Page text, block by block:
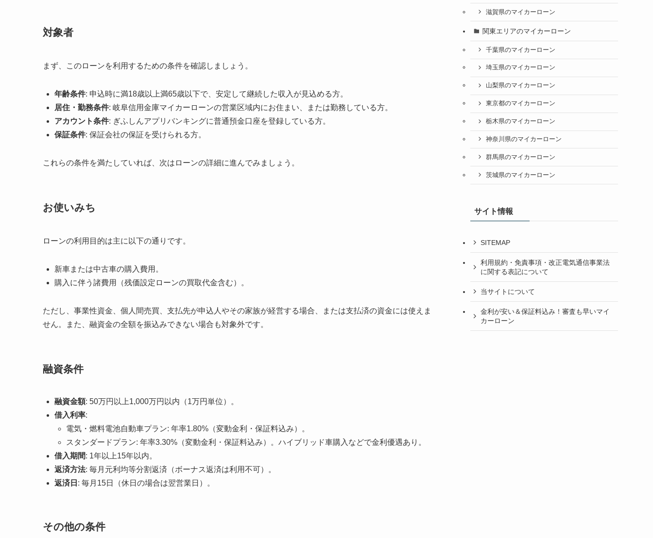
対象者
まず、このローンを利用するための条件を確認しましょう。
年齢条件: 申込時に満18歳以上満65歳以下で、安定して継続した収入が見込める方。
居住・勤務条件: 岐阜信用金庫マイカーローンの営業区域内にお住まい、または勤務している方。
アカウント条件: ぎふしんアプリバンキングに普通預金口座を登録している方。
保証条件: 保証会社の保証を受けられる方。
これらの条件を満たしていれば、次はローンの詳細に進んでみましょう。
お使いみち
ローンの利用目的は主に以下の通りです。
新車または中古車の購入費用。
購入に伴う諸費用（残価設定ローンの買取代金含む）。
ただし、事業性資金、個人間売買、支払先が申込人やその家族が経営する場合、または支払済の資金には使えま
せん。また、融資金の全額を振込みできない場合も対象外です。
融資条件
融資金額: 50万円以上1,000万円以内（1万円単位）。
借入利率:
電気・燃料電池自動車プラン: 年率1.80%（変動金利・保証料込み）。
スタンダードプラン: 年率3.30%（変動金利・保証料込み）。ハイブリッド車購入などで金利優遇あり。
借入期間: 1年以上15年以内。
返済方法: 毎月元利均等分割返済（ボーナス返済は利用不可）。
返済日 : 毎月15日（休日の場合は翌営業日）。
その他の条件
滋賀県のマイカーローン
関東エリアのマイカーローン
千葉県のマイカーローン
埼玉県のマイカーローン
山梨県のマイカーローン
東京都のマイカーローン
栃木県のマイカーローン
神奈川県のマイカーローン
群馬県のマイカーローン
茨城県のマイカーローン
サイト情報
SITEMAP
利用規約・免責事項・改正電気通信事業法
に関する表記について
当サイトについて
金利が安い＆保証料込み！審査も早いマイ
カーローン